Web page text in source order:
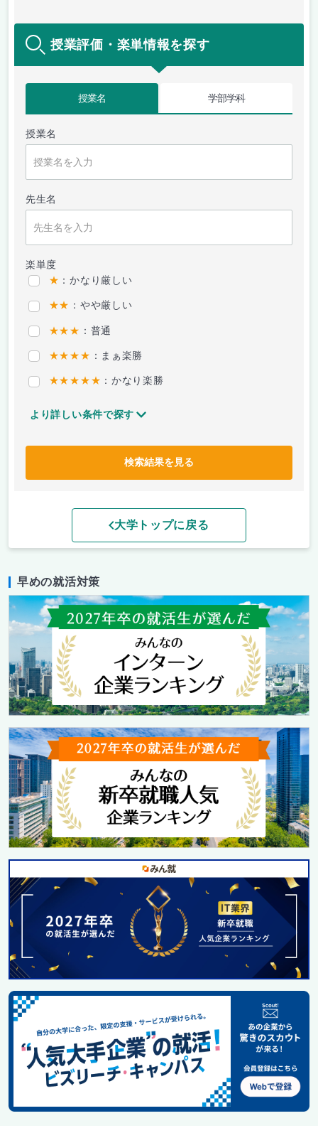
授業評価・楽単情報を探す
授業名 学部学科
授業名
先生名
楽単度
★ ：かなり厳しい
★★ ：やや厳しい
★★★ ：普通
★★★★ ：まぁ楽勝
★★★★★ ：かなり楽勝
より詳しい条件で探す
検索結果を見る
大学トップに戻る
早めの就活対策